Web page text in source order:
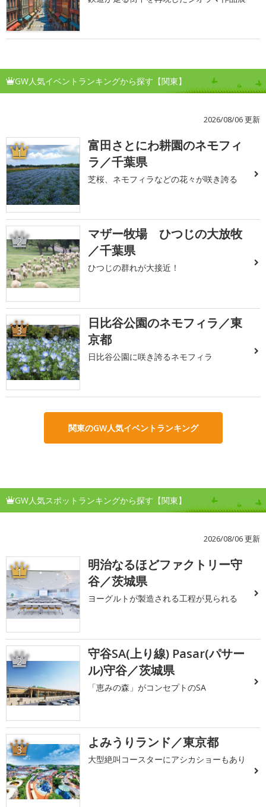
GW人気イベントランキングから探す【関東】
2026/08/06 更新
1
富田さとにわ耕園のネモフィ
ラ／千葉県
芝桜、ネモフィラなどの花々が咲き誇る
2
マザー牧場 ひつじの大放牧
／千葉県
ひつじの群れが大接近！
3
日比谷公園のネモフィラ／東
京都
日比谷公園に咲き誇るネモフィラ
関東のGW人気イベントランキング
GW人気スポットランキングから探す【関東】
2026/08/06 更新
1
明治なるほどファクトリー守
谷／茨城県
ヨーグルトが製造される工程が見られる
2
守谷SA(上り線) Pasar(パサー
ル)守谷／茨城県
「恵みの森」がコンセプトのSA
3 よみうりランド／東京都
大型絶叫コースターにアシカショーもあり